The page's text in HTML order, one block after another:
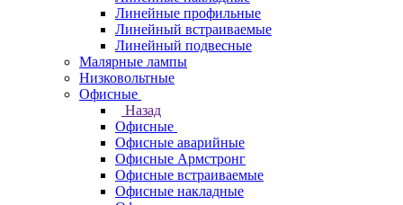
Линейные профильные
Линейный встраиваемые
Линейный подвесные
Малярные лампы
Низковольтные
Офисные
Назад
Офисные
Офисные аварийные
Офисные Армстронг
Офисные встраиваемые
Офисные накладные